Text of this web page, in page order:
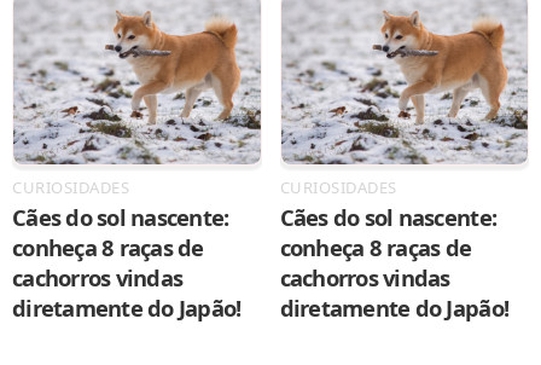
CURIOSIDADES
Cães do sol nascente:
conheça 8 raças de
cachorros vindas
diretamente do Japão!
CURIOSIDADES
Cães do sol nascente:
conheça 8 raças de
cachorros vindas
diretamente do Japão!